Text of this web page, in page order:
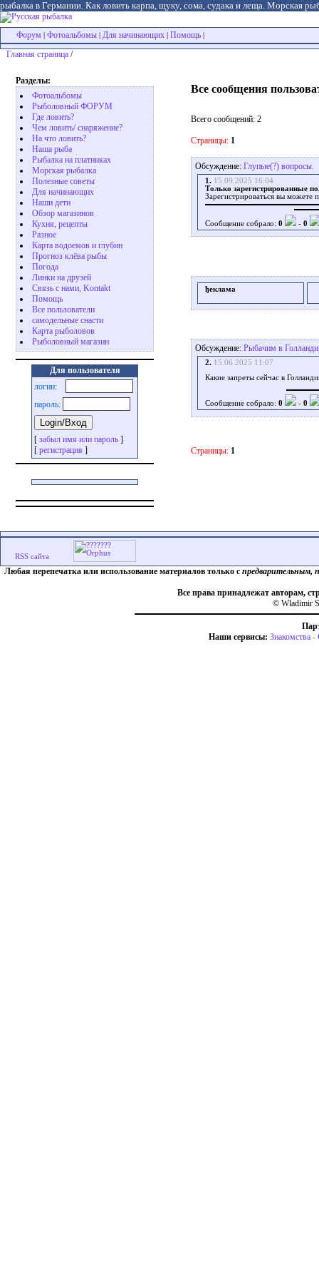
рыбалка в Германии. Как ловить карпа, щуку, сома, судака и леща. Морская
Форум Фотоальбомы Для начинающих Помощь
Главная страница /
Разделы:
Фотоальбомы
Рыболовный ФОРУМ
Где ловить?
Чем ловить/ снаряжение?
На что ловить?
Наша рыба
Рыбалка на платниках
Морская рыбалка
Полезные советы
Для начинающих
Наши дети
Обзор магазинов
Кухня, рецепты
Разное
Карта водоемов и глубин
Прогноз клёва рыбы
Погода
Линки на друзей
Связь с нами, Kontakt
Помощь
Все пользователи
самодельные снасти
Карта рыболовов
Рыболовный магазин
Для пользователя
логин:
пароль:
[ забыл имя или пароль ]
[ регистрация ]
Все сообщения
Всего сообщений: 2
Страницы: 1
Обсуждение: Глупые(?) вопросы.
1. 15.09.2025 16:04
Только зарегистрированные
Зарегистрироваться вы можете
Сообщение собрало: 0 - 0
ђеклама
Обсуждение: Рыбачим в
2. 15.06.2025 11:07
Какие запреты сейчас в
Сообщение собрало: 0 - 0
Страницы: 1
Любая перепечатка или использование материалов только с предварительным,
Все права принадлежат авторам,
© Wladimir
Наши сервисы: Знакомства -